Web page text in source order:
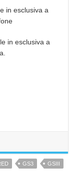
esclusiva a
in esclusiva a
GS3
GSIII